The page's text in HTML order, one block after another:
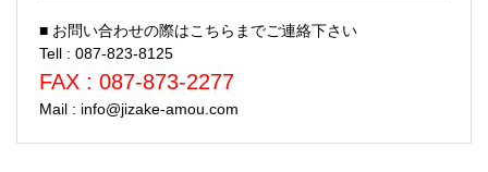
■ お問い合わせの際はこちらまでご連絡下さい
Tell : 087-823-8125
FAX : 087-873-2277
Mail : info@jizake-amou.com